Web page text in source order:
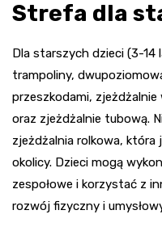
Strefa dla
Dla starszych dzieci (3-
trampoliny,
przeszkodami, zjeżdżalnie
oraz zjeżdżalnie tubową.
zjeżdżalnia rolkowa,
okolicy. Dzieci mogą
zespołowe i korzystać z
rozwój fizyczny i